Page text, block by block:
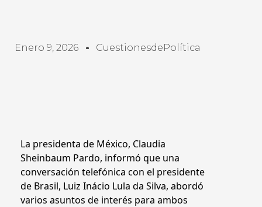
Enero 9, 2026 CuestionesdePolítica
La presidenta de México, Claudia
Sheinbaum Pardo, informó que una
conversación telefónica con el presidente
de Brasil, Luiz Inácio Lula da Silva, abordó
varios asuntos de interés para ambos